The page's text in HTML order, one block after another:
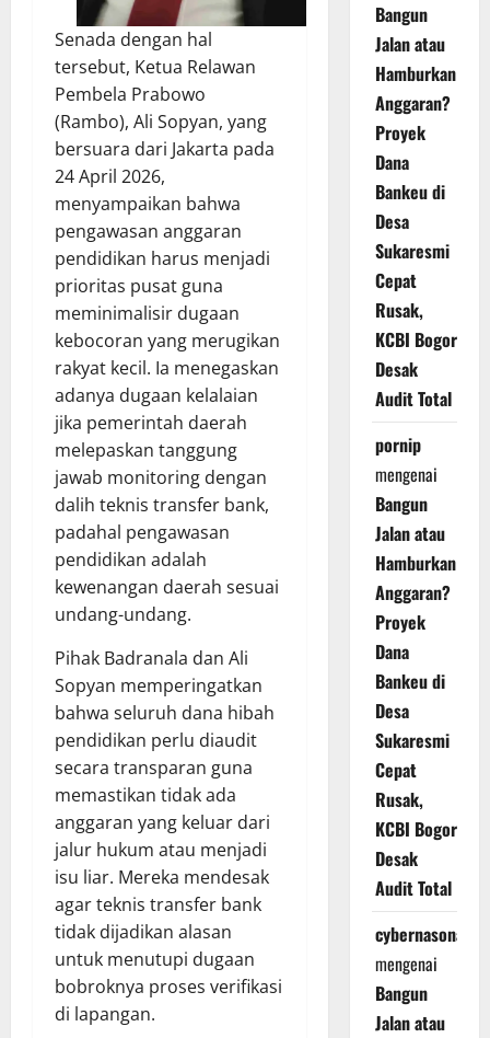
Senada dengan hal
tersebut, Ketua Relawan
Pembela Prabowo
(Rambo), Ali Sopyan, yang
bersuara dari Jakarta pada
24 April 2026,
menyampaikan bahwa
pengawasan anggaran
pendidikan harus menjadi
prioritas pusat guna
meminimalisir dugaan
kebocoran yang merugikan
rakyat kecil. Ia menegaskan
adanya dugaan kelalaian
jika pemerintah daerah
melepaskan tanggung
jawab monitoring dengan
dalih teknis transfer bank,
padahal pengawasan
pendidikan adalah
kewenangan daerah sesuai
undang-undang.
Pihak Badranala dan Ali
Sopyan memperingatkan
bahwa seluruh dana hibah
pendidikan perlu diaudit
secara transparan guna
memastikan tidak ada
anggaran yang keluar dari
jalur hukum atau menjadi
isu liar. Mereka mendesak
agar teknis transfer bank
tidak dijadikan alasan
untuk menutupi dugaan
bobroknya proses verifikasi
di lapangan.
Bangun
Jalan atau
Hamburkan
Anggaran?
Proyek
Dana
Bankeu di
Desa
Sukaresmi
Cepat
Rusak,
KCBI Bogor
Desak
Audit Total
pornip
mengenai
Bangun
Jalan atau
Hamburkan
Anggaran?
Proyek
Dana
Bankeu di
Desa
Sukaresmi
Cepat
Rusak,
KCBI Bogor
Desak
Audit Total
cybernasonal
mengenai
Bangun
Jalan atau